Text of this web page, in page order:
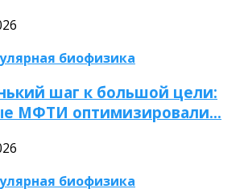
биофизика
шаг к большой цели:
МФТИ оптимизировали…
биофизика